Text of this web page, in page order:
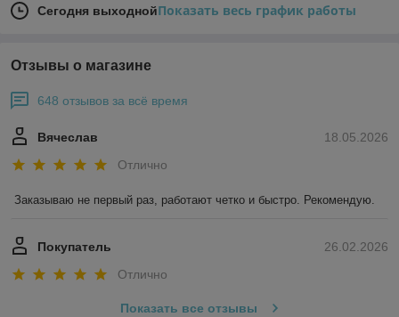
Сегодня выходнойПоказать весь график работы
Отзывы о магазине
648 отзывов за всё время
18.05.2026
Вячеслав
Отлично
Заказываю не первый раз, работают четко и быстро. Рекомендую.
26.02.2026
Покупатель
Отлично
Показать все отзывы